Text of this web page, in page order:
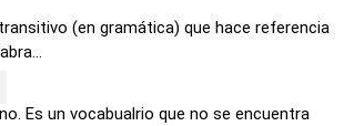
(en gramática) que hace referencia
Es un vocabualrio que no se encuentra